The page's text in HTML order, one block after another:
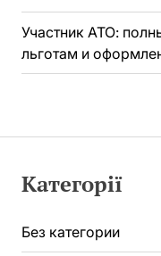
Участник АТО:
льготам и
Категорії
Без категории